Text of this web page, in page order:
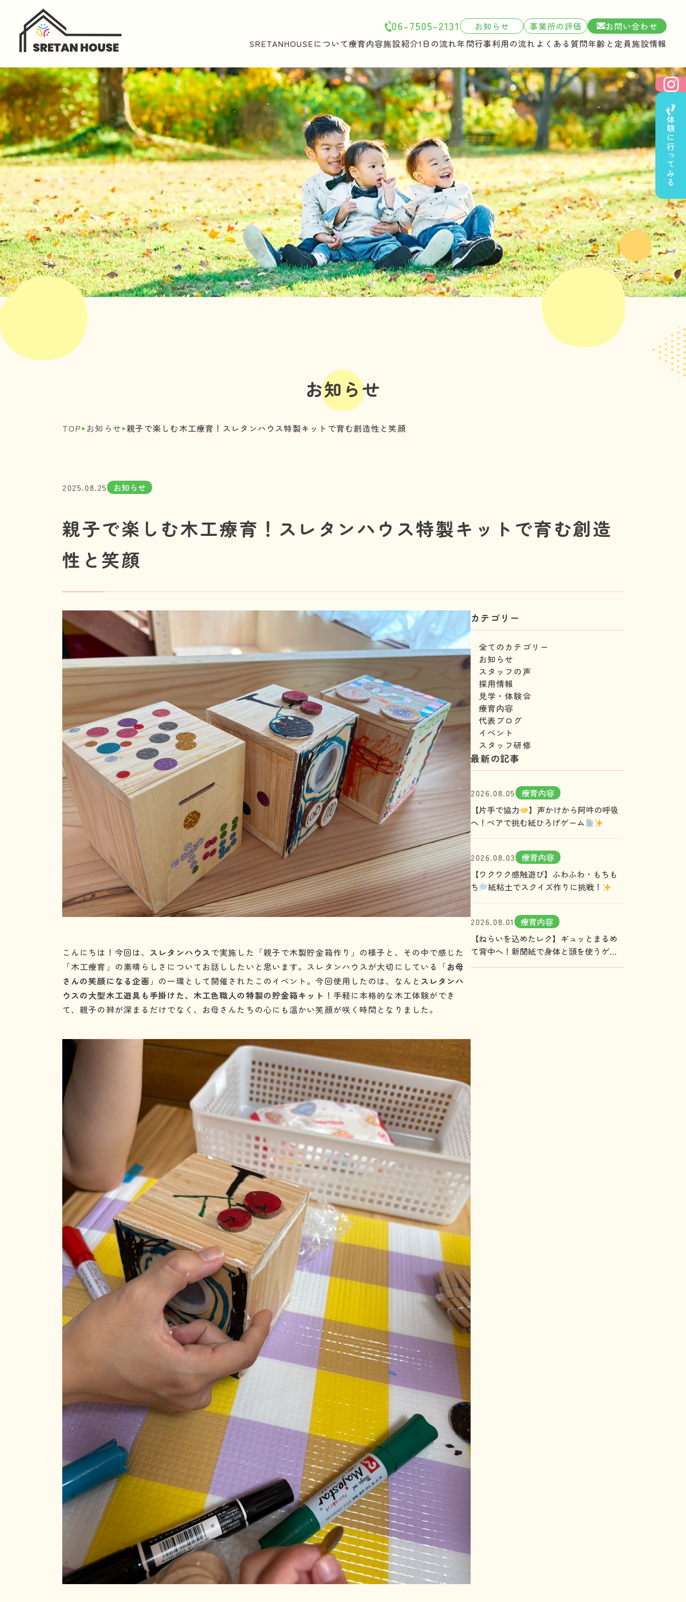
06-7505-2131 お知らせ 事業所の評価
お問い合わせ
SRETANHOUSEについて療育内容施設紹介1日の流れ年間行事利用の流れ よくある質問年齢と定員施設情報
体験に行ってみる
ホーム
SRETANHOUSEについて
療育内容
施設紹介
1日の流れ
年間行事
利用の流れ
よくある質問
年齢と定員
06-7505-2131
お知らせ
TOP‣お知らせ‣親子で楽しむ木工療育！スレタンハウス特製キットで育む創造性と笑顔
2025.08.25 お知らせ
親子で楽しむ木工療育！スレタンハウス特製キットで育む創造
性と笑顔
こんにちは！今回は、 スレタンハウスで実施した「親子で木製貯金箱作り」の様子と、その中で感じた
「木工療育」の素晴らしさについてお話ししたいと思います。スレタンハウスが大切にしている「お母
さんの笑顔になる企画 」の一環として開催されたこのイベント。今回使用したのは、なんと スレタンハ
ウスの大型木工遊具も手掛けた、木工色職人の特製の貯金箱キット ！手軽に本格的な木工体験ができ
て、親子の絆が深まるだけでなく、お母さんたちの心にも温かい笑顔が咲く時間となりました。
カテゴリー
全てのカテゴリー
お知らせ
スタッフの声
採用情報
見学・体験会
療育内容
代表ブログ
イベント
スタッフ研修
最新の記事
2026.08.05
療育内容
【片手で協力
】声かけから阿吽の呼吸
へ！ペアで挑む紙ひろげゲーム
2026.08.03
療育内容
【ワクワク感触遊び】ふわふわ・もちも
ち
紙粘土でスクイズ作りに挑戦！
2026.08.01
療育内容
【ねらいを込めたレク】ギュッとまるめ
て背中へ！新聞紙で身体と頭を使うゲー
ム